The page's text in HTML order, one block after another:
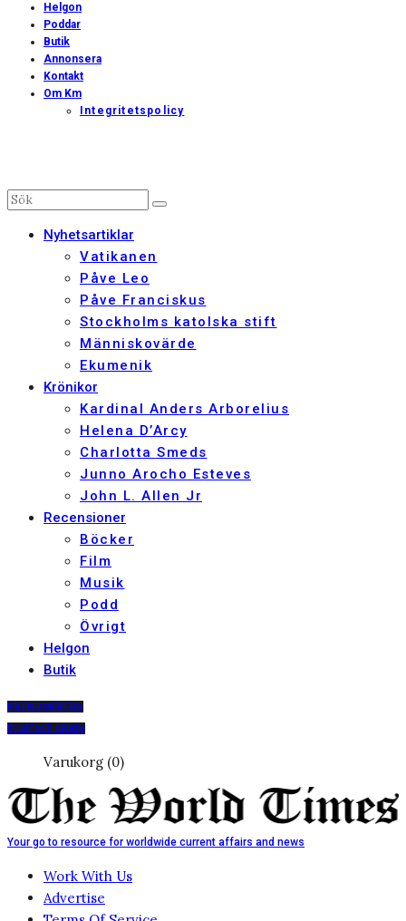
Helgon
Poddar
Butik
Annonsera
Kontakt
Om Km
Integritetspolicy
Nyhetsartiklar
Vatikanen
Påve Leo
Påve Franciskus
Stockholms katolska stift
Människovärde
Ekumenik
Krönikor
Kardinal Anders Arborelius
Helena D’Arcy
Charlotta Smeds
Junno Arocho Esteves
John L. Allen Jr
Recensioner
Böcker
Film
Musik
Podd
Övrigt
Helgon
Butik
PRENUMERERA
DIGITALT ARKIV
Varukorg (0)
Your go to resource for worldwide current affairs and news
Work With Us
Advertise